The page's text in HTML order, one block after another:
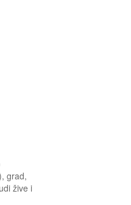
grad,
žive i